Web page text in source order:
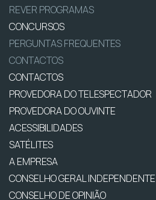
REVER PROGRAMAS
CONCURSOS
PERGUNTAS FREQUENTES
CONTACTOS
CONTACTOS
PROVEDORA DO TELESPECTADOR
PROVEDORA DO OUVINTE
ACESSIBILIDADES
SATÉLITES
A EMPRESA
CONSELHO GERAL INDEPENDENTE
CONSELHO DE OPINIÃO